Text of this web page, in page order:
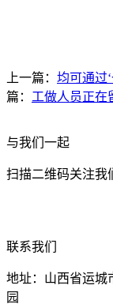
上一篇： 均可通过
篇： 工做人员正在
与我们一起
扫描二维码关注我
联系我们
地址：山西省运城
园